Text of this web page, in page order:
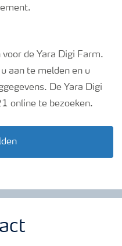
de Yara Digi Farm.
aan te melden en u
De Yara Digi
online te bezoeken.